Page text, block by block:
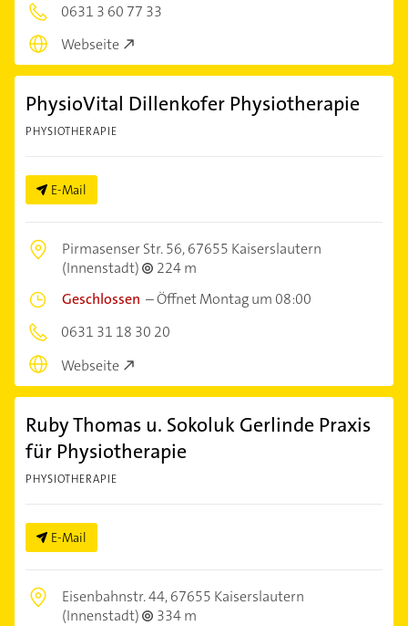
0631 3 60 77 33
Webseite
PhysioVital Dillenkofer Physiotherapie
PHYSIOTHERAPIE
E-Mail
Pirmasenser Str. 56,67655 Kaiserslautern
(Innenstadt)
224 m
Geschlossen –Öffnet Montag um 08:00
0631 31 18 30 20
Webseite
Ruby Thomas u. Sokoluk Gerlinde Praxis
für Physiotherapie
PHYSIOTHERAPIE
E-Mail
Eisenbahnstr. 44,67655 Kaiserslautern
(Innenstadt)
334 m